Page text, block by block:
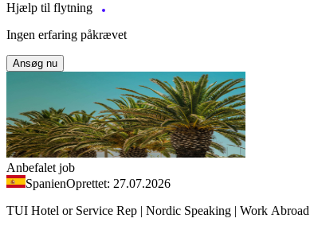
Hjælp til flytning
Ingen erfaring påkrævet
Ansøg nu
Anbefalet job
SpanienOprettet: 27.07.2026
TUI Hotel or Service Rep | Nordic Speaking | Work Abroad